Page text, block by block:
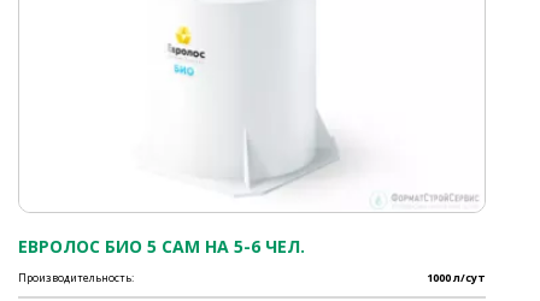
ЕВРОЛОС БИО 5 САМ НА 5-6 ЧЕЛ.
Производительность: 1000 л/сут